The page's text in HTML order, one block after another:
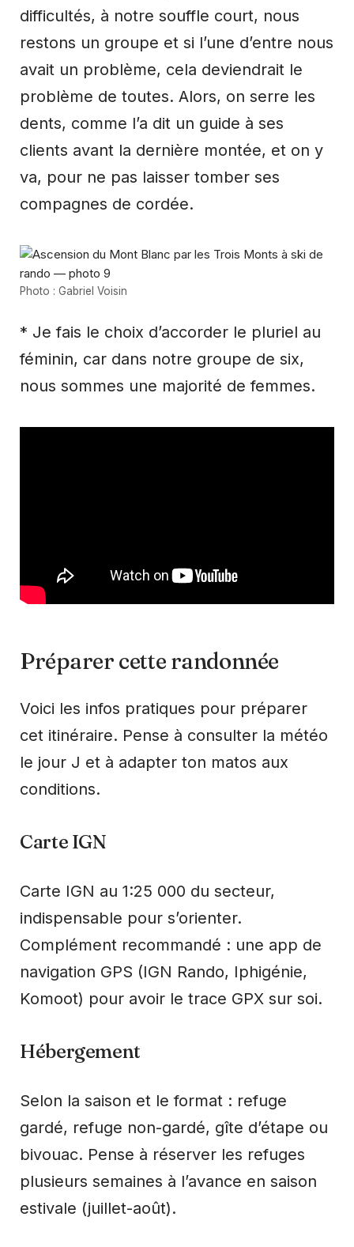
difficultés, à notre souffle court, nous
restons un groupe et si l’une d’entre nous
avait un problème, cela deviendrait le
problème de toutes. Alors, on serre les
dents, comme l’a dit un guide à ses
clients avant la dernière montée, et on y
va, pour ne pas laisser tomber ses
compagnes de cordée.
Photo : Gabriel Voisin
* Je fais le choix d’accorder le pluriel au
féminin, car dans notre groupe de six,
nous sommes une majorité de femmes.
Préparer cette randonnée
Voici les infos pratiques pour préparer
cet itinéraire. Pense à consulter la météo
le jour J et à adapter ton matos aux
conditions.
Carte IGN
Carte IGN au 1:25 000 du secteur,
indispensable pour s’orienter.
Complément recommandé : une app de
navigation GPS (IGN Rando, Iphigénie,
Komoot) pour avoir le trace GPX sur soi.
Hébergement
Selon la saison et le format : refuge
gardé, refuge non-gardé, gîte d’étape ou
bivouac. Pense à réserver les refuges
plusieurs semaines à l’avance en saison
estivale (juillet-août).